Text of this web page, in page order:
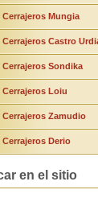
Cerrajeros Mungia
Cerrajeros Castro
Cerrajeros Sondika
Cerrajeros Loiu
Cerrajeros Zamudio
Cerrajeros Derio
en el sitio